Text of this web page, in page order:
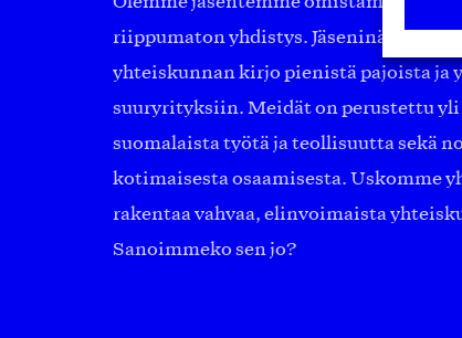
riippumaton yhdistys. Jäseninämme on
yhteiskunnan kirjo pienistä pajoista ja
suuryrityksiin. Meidät on perustettu yli
suomalaista työtä ja teollisuutta sekä
kotimaisesta osaamisesta. Uskomme
rakentaa vahvaa, elinvoimaista
Sanoimmeko sen jo?